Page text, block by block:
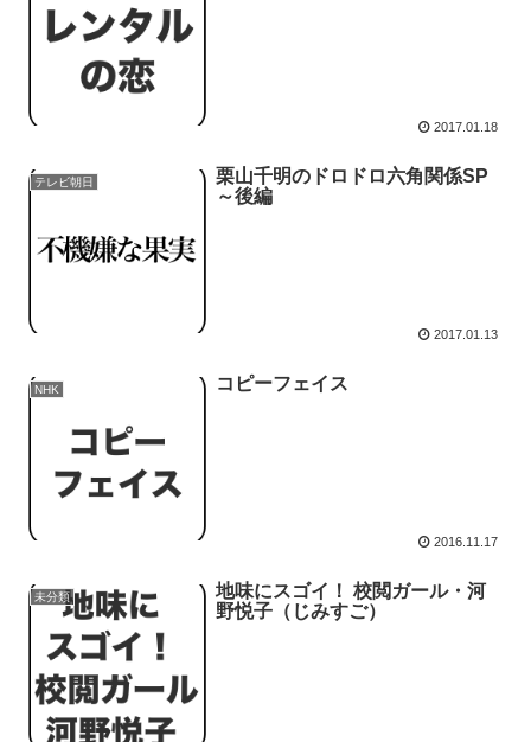
2017.01.18
テレビ朝日
栗山千明のドロドロ六角関係SP
～後編
2017.01.13
NHK コピーフェイス
2016.11.17
未分類
地味にスゴイ！ 校閲ガール・河
野悦子（じみすご）